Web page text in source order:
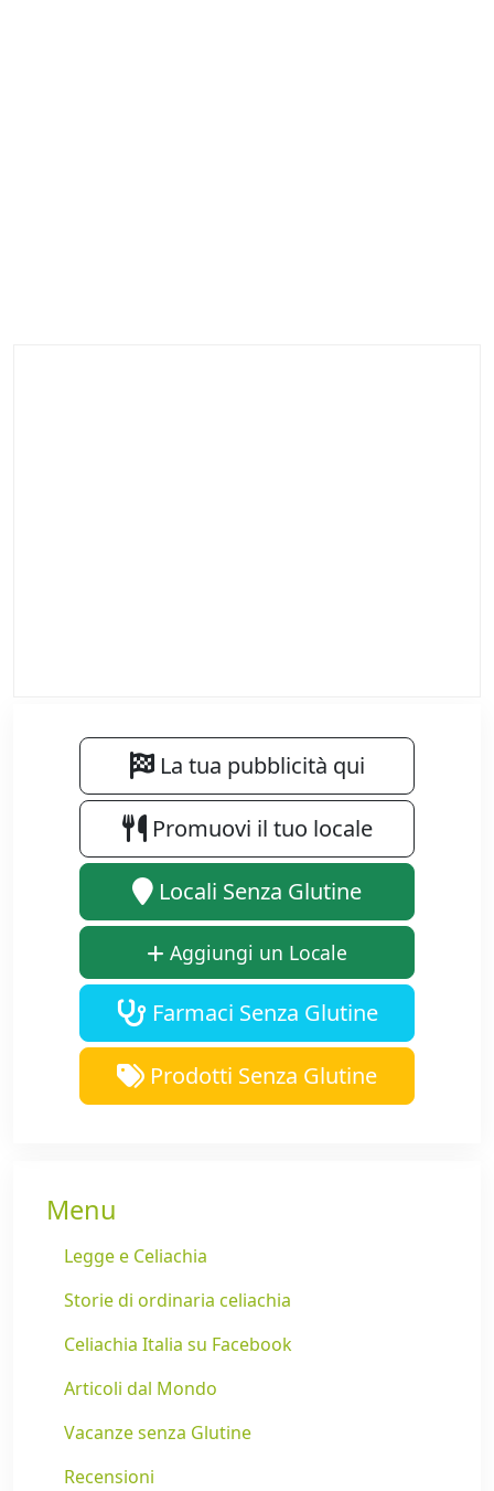
La tua pubblicità qui
Promuovi il tuo locale
Locali Senza Glutine
Aggiungi un Locale
Farmaci Senza Glutine
Prodotti Senza Glutine
Menu
Legge e Celiachia
Storie di ordinaria celiachia
Celiachia Italia su Facebook
Articoli dal Mondo
Vacanze senza Glutine
Recensioni